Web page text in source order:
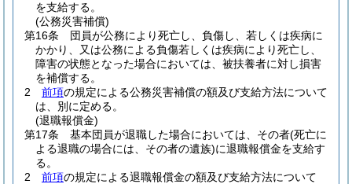
を支給する。
(公務災害補償)
第16条
団員が公務により死亡し、負傷し、若しくは疾病に
かかり、又は公務による負傷若しくは疾病により死亡し、
障害の状態となった場合においては、被扶養者に対し損害
を補償する。
2
前項の規定による公務災害補償の額及び支給方法について
は、別に定める。
(退職報償金)
第17条
基本団員が退職した場合においては、その者(死亡に
よる退職の場合には、その者の遺族)に退職報償金を支給す
る。
2
前項の規定による退職報償金の額及び支給方法について